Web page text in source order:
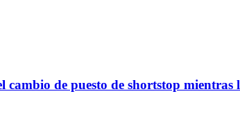
cambio de puesto de shortstop mientras